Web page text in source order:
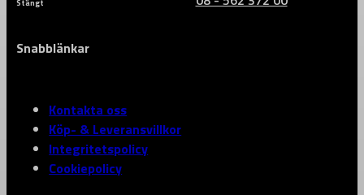
Stängt
Snabblänkar
Kontakta oss
Köp- & Leveransvillkor
Integritetspolicy
Cookiepolicy